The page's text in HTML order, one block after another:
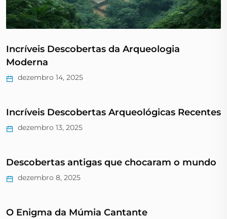
Incríveis Descobertas da Arqueologia
Moderna
dezembro 14, 2025
Incríveis Descobertas Arqueológicas Recentes
dezembro 13, 2025
Descobertas antigas que chocaram o mundo
dezembro 8, 2025
O Enigma da Múmia Cantante